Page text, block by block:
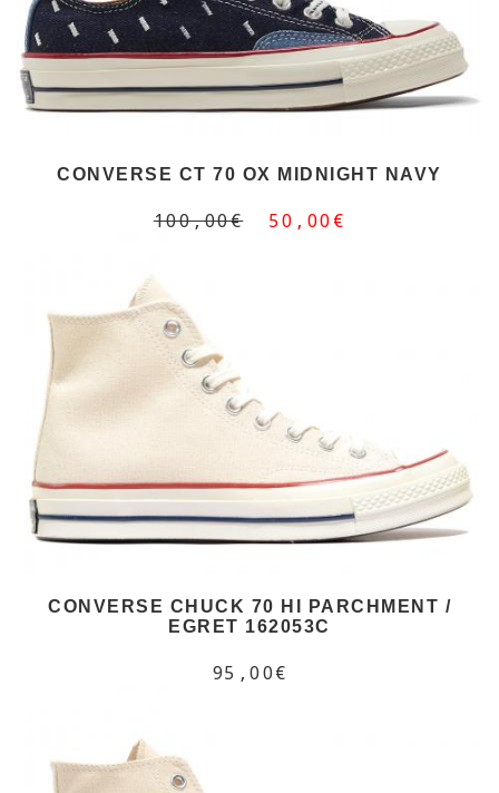
CONVERSE CT 70 OX MIDNIGHT NAVY
100,00€ 50,00€
CONVERSE CHUCK 70 HI PARCHMENT /
EGRET 162053C
95,00€